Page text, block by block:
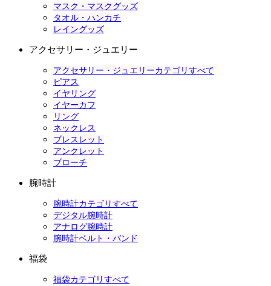
マスク・マスクグッズ
タオル・ハンカチ
レイングッズ
アクセサリー・ジュエリー
アクセサリー・ジュエリーカテゴリすべて
ピアス
イヤリング
イヤーカフ
リング
ネックレス
ブレスレット
アンクレット
ブローチ
腕時計
腕時計カテゴリすべて
デジタル腕時計
アナログ腕時計
腕時計ベルト・バンド
福袋
福袋カテゴリすべて